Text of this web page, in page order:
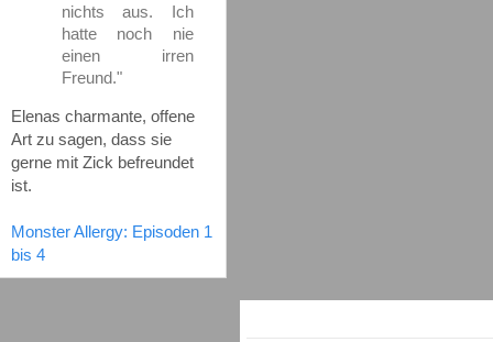
nichts aus. Ich
hatte noch nie
einen irren
Freund."
Elenas charmante, offene
Art zu sagen, dass sie
gerne mit Zick befreundet
ist.
Monster Allergy: Episoden 1
bis 4